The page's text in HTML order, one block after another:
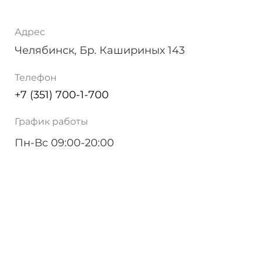
Адрес
Челябинск, Бр. Кашириных 143
Телефон
+7 (351) 700-1-700
График работы
Пн-Вс 09:00-20:00